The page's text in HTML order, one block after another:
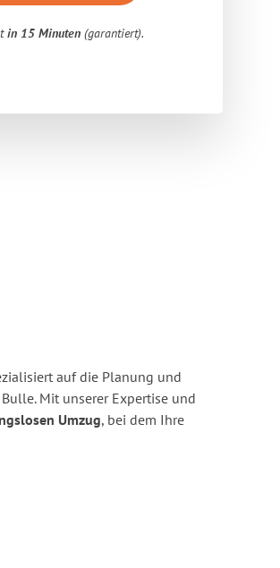
in 15 Minuten (garantiert).
auf die Planung und
Mit unserer Expertise und
Umzug, bei dem Ihre